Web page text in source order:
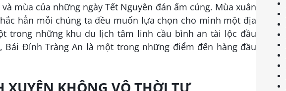
mùa của những ngày Tết Nguyên đán ấm cúng. Mùa xuân
hẳn mỗi chúng ta đều muốn lựa chọn cho mình một địa
trong những khu du lịch tâm linh cầu bình an tài lộc đầu
Đính Tràng An là một trong những điểm đến hàng đầu
XUYÊN KHÔNG VÔ THỜI TỰ